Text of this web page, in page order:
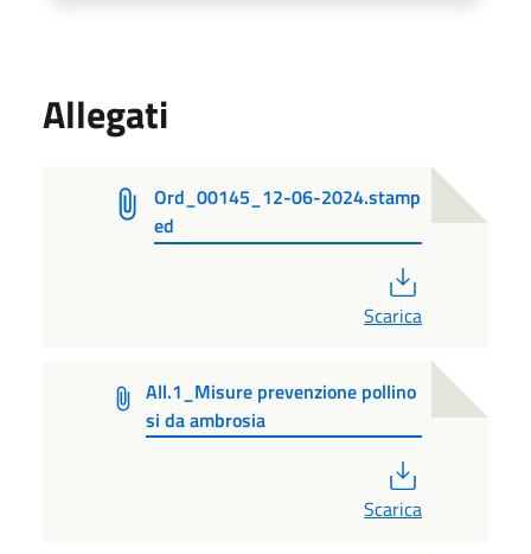
Allegati
Ord_00145_12-06-2024.stamp
ed
Scarica
All.1_Misure prevenzione pollino
si da ambrosia
Scarica